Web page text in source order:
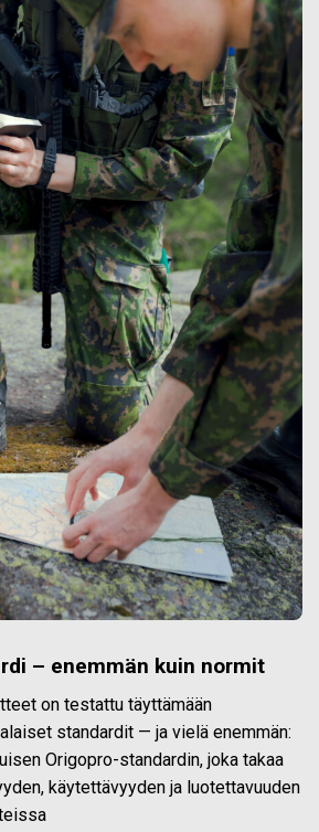
– enemmän kuin normit
on testattu täyttämään
standardit — ja vielä enemmän:
Origopro-standardin, joka takaa
käytettävyyden ja luotettavuuden